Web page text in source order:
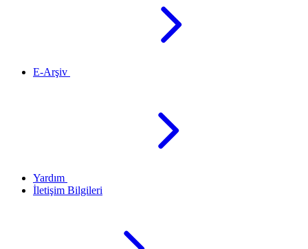
E-Arşiv
Yardım
İletişim Bilgileri